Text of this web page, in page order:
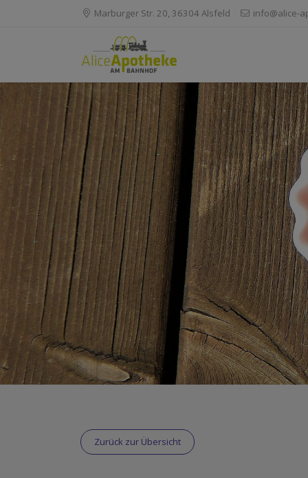
Marburger Str. 20, 36304 Alsfeld info@alice-
Zurück zur Übersicht